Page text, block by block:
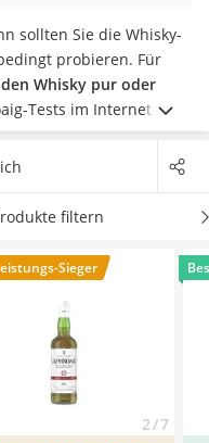
sollten Sie die Whisky-
probieren. Für
den Whisky pur oder
Tests im Internet
unterschiedlichen
Laphroaig, von
kräftig
August 2026
filtern
Sieger
2 / 7